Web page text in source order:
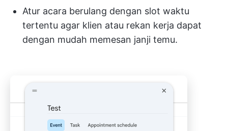
Atur acara berulang dengan slot waktu
tertentu agar klien atau rekan kerja dapat
dengan mudah memesan janji temu.